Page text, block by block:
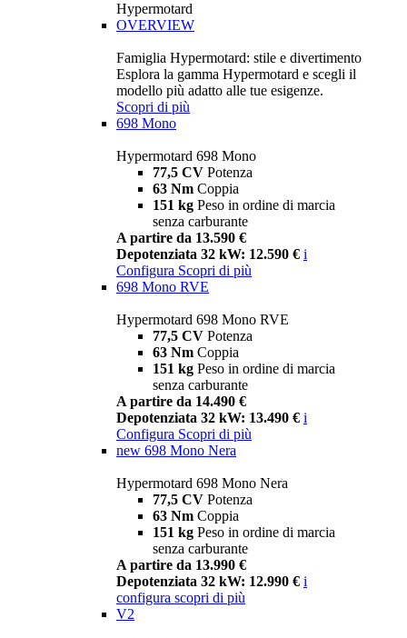
Hypermotard
OVERVIEW
Famiglia Hypermotard: stile e divertimento
Esplora la gamma Hypermotard e scegli il
modello più adatto alle tue esigenze.
Scopri di più
698 Mono
Hypermotard 698 Mono
77,5 CV Potenza
63 Nm Coppia
151 kg Peso in ordine di marcia
senza carburante
A partire da 13.590 €
Depotenziata 32 kW: 12.590 € i
Configura Scopri di più
698 Mono RVE
Hypermotard 698 Mono RVE
77,5 CV Potenza
63 Nm Coppia
151 kg Peso in ordine di marcia
senza carburante
A partire da 14.490 €
Depotenziata 32 kW: 13.490 € i
Configura Scopri di più
new 698 Mono Nera
Hypermotard 698 Mono Nera
77,5 CV Potenza
63 Nm Coppia
151 kg Peso in ordine di marcia
senza carburante
A partire da 13.990 €
Depotenziata 32 kW: 12.990 € i
configura scopri di più
V2